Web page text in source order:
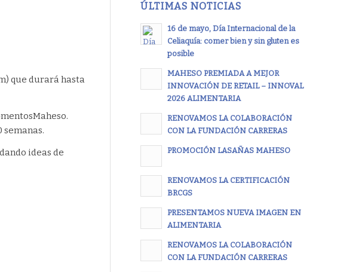
que durará hasta
ideas de
ÚLTIMAS NOTICIAS
16 de mayo, Día Internacional de la
Celiaquía: comer bien y sin gluten es
posible
MAHESO PREMIADA A MEJOR
INNOVACIÓN DE RETAIL – INNOVAL
2026 ALIMENTARIA
RENOVAMOS LA COLABORACIÓN
CON LA FUNDACIÓN CARRERAS
PROMOCIÓN LASAÑAS MAHESO
RENOVAMOS LA CERTIFICACIÓN
BRCGS
PRESENTAMOS NUEVA IMAGEN EN
ALIMENTARIA
RENOVAMOS LA COLABORACIÓN
CON LA FUNDACIÓN CARRERAS